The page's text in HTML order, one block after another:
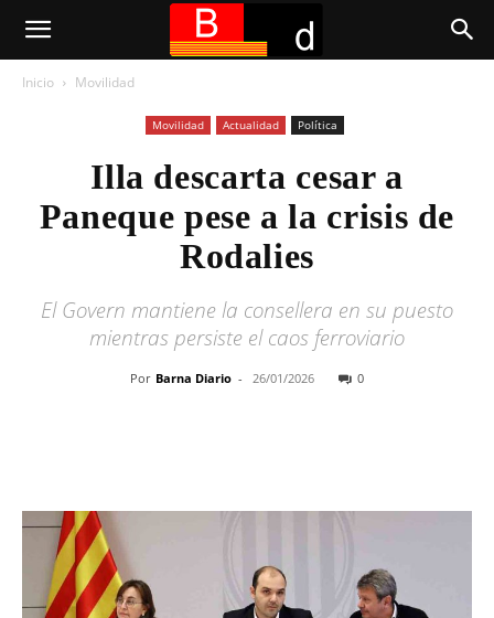
Inicio Movilidad
Movilidad Actualidad Política
Illa descarta cesar a
Paneque pese a la crisis de
Rodalies
El Govern mantiene la consellera en su puesto
mientras persiste el caos ferroviario
Por Barna Diario - 26/01/2026 0